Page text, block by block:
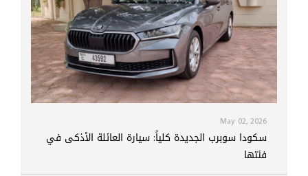
May 02, 2026
سكودا سوبرب الجديدة كلياً: سيارة العائلة الأذكى في
فئتها